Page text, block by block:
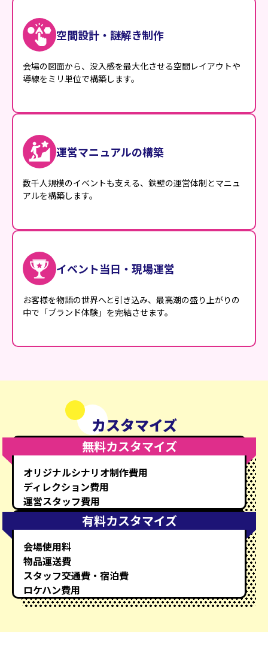
空間設計・謎解き制作
会場の図面から、没入感を最大化させる空間レイアウトや
導線をミリ単位で構築します。
運営マニュアルの構築
数千人規模のイベントも支える、鉄壁の運営体制とマニュ
アルを構築します。
イベント当日・現場運営
お客様を物語の世界へと引き込み、最高潮の盛り上がりの
中で「ブランド体験」を完結させます。
カスタマイズ
無料カスタマイズ
オリジナルシナリオ制作費用
ディレクション費用
運営スタッフ費用
有料カスタマイズ
会場使用料
物品運送費
スタッフ交通費・宿泊費
ロケハン費用